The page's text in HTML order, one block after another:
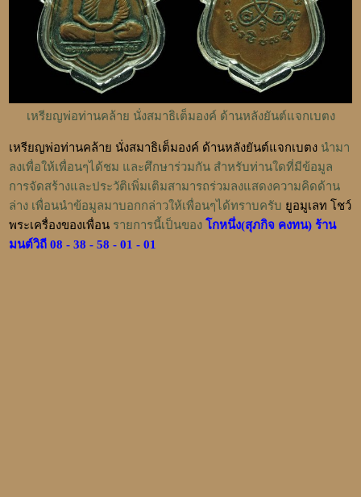
เหรียญพ่อท่านคล้าย นั่งสมาธิเต็มองค์ ด้านหลังยันต์แจกเบตง
เหรียญพ่อท่านคล้าย นั่งสมาธิเต็มองค์ ด้านหลังยันต์แจกเบตง นำมา
ลงเพื่อให้เพื่อนๆได้ชม และศึกษาร่วมกัน สำหรับท่านใดที่มีข้อมูล
การจัดสร้างและประวัติเพิ่มเติมสามารถร่วมลงแสดงความคิดด้าน
ล่าง เพื่อนนำข้อมูลมาบอกกล่าวให้เพื่อนๆได้ทราบครับ ยูอมูเลท โชว์
พระเครื่องของเพื่อน รายการนี้เป็นของ โกหนึ่ง(สุภกิจ คงทน) ร้าน
มนต์วิถี 08 - 38 - 58 - 01 - 01